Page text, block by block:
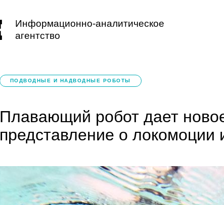
Информационно-аналитическое
агентство
ПОДВОДНЫЕ И НАДВОДНЫЕ РОБОТЫ
Плавающий робот дает
представление о локомоции